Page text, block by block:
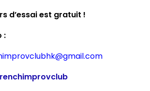
d’essai est gratuit !
: